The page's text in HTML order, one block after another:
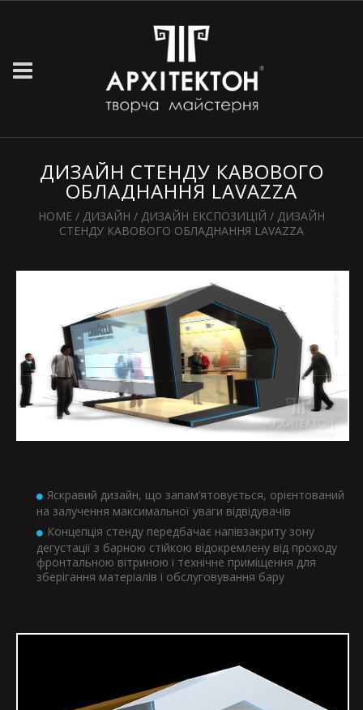
ДИЗАЙН СТЕНДУ КАВОВОГО
ОБЛАДНАННЯ LAVAZZA
HOME / ДИЗАЙН / ДИЗАЙН ЕКСПОЗИЦІЙ / ДИЗАЙН
СТЕНДУ КАВОВОГО ОБЛАДНАННЯ LAVAZZA
Яскравий дизайн, що запам’ятовується, орієнтований
на залучення максимальної уваги відвідувачів
Концепція стенду передбачає напівзакриту зону
дегустації з барною стійкою відокремлену від проходу
фронтальною вітриною і технічне приміщення для
зберігання матеріалів і обслуговування бару